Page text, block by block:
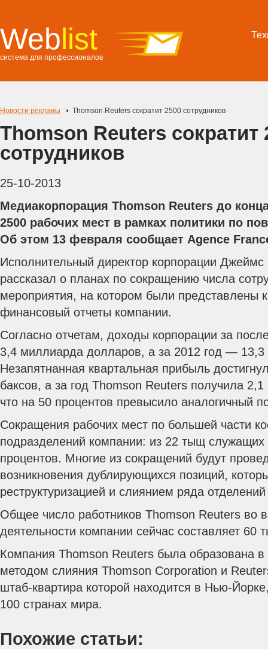
Weblist
система для профессионалов
Новости рекламы Thomson Reuters сократит 2500 сотрудников
Thomson Reuters сократит
сотрудников
25-10-2013
Медиакорпорация Thomson Reuters до
2500 рабочих мест в рамках политики по
Об этом 13 февраля сообщает Agence
Исполнительный директор корпорации
рассказал о планах по сокращению числа
мероприятия, на котором были представлены
финансовый отчеты компании.
Согласно отчетам, доходы корпорации за
3,4 миллиарда долларов, а за 2012 год —
Незапятнанная квартальная прибыль
баксов, а за год Thomson Reuters получила
что на 50 процентов превысило аналогичный
Сокращения рабочих мест по большей части
подразделений компании: из 22 тыщ служащих
процентов. Многие из сокращений будут
возникновения дублирующихся позиций,
реструктуризацией и слиянием ряда
Общее число работников Thomson Reuters во
деятельности компании сейчас составляет 60
Компания Thomson Reuters была образована в
методом слияния Thomson Corporation и
штаб-квартира которой находится в Нью-
100 странах мира.
Похожие статьи: